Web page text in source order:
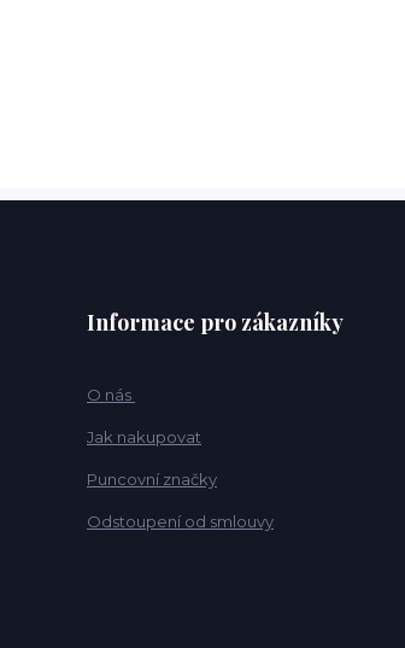
Informace pro zákazníky
O nás
Jak nakupovat
Puncovní značky
Odstoupení od smlouvy